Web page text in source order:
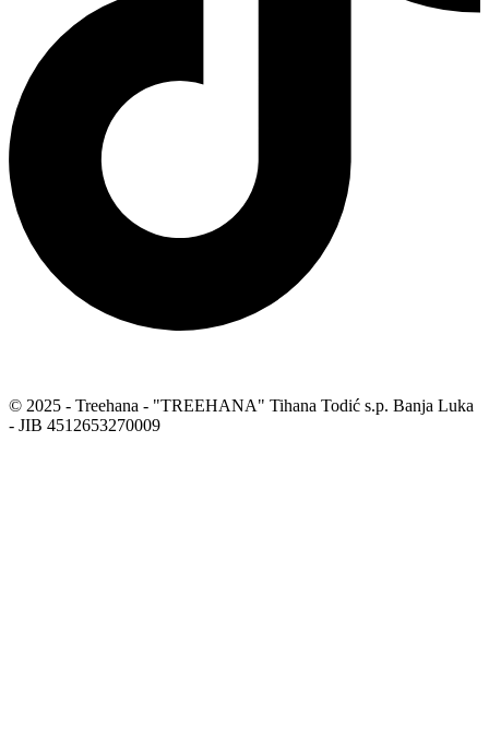
© 2025 - Treehana - "TREEHANA" Tihana Todić s.p. Banja Luka
- JIB 4512653270009